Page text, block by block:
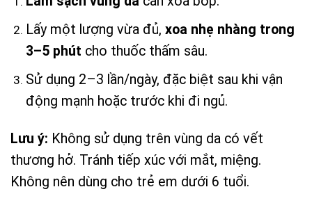
Lấy một lượng vừa đủ,xoa nhẹ nhàng trong
3–5 phút cho thuốc thấm sâu.
Sử dụng 2–3 lần/ngày, đặc biệt sau khi vận
động mạnh hoặc trước khi đi ngủ.
Lưu ý: Không sử dụng trên vùng da có vết
thương hở. Tránh tiếp xúc với mắt, miệng.
Không nên dùng cho trẻ em dưới 6 tuổi.